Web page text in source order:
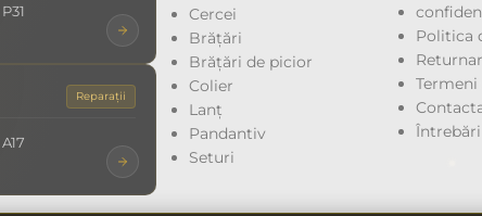
Reparații
Cercei
Brățări
Brățări de picior
Colier
Lanț
Pandantiv
Seturi
Politica